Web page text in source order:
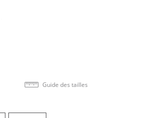
Guide des tailles